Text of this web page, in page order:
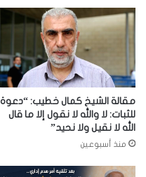
مقالة الشيخ كمال خطيب: “دعوة
للثبات: لا والله لا نقول إلا ما قال
الله لا نقيل ولا نحيد”
منذ أسبوعين